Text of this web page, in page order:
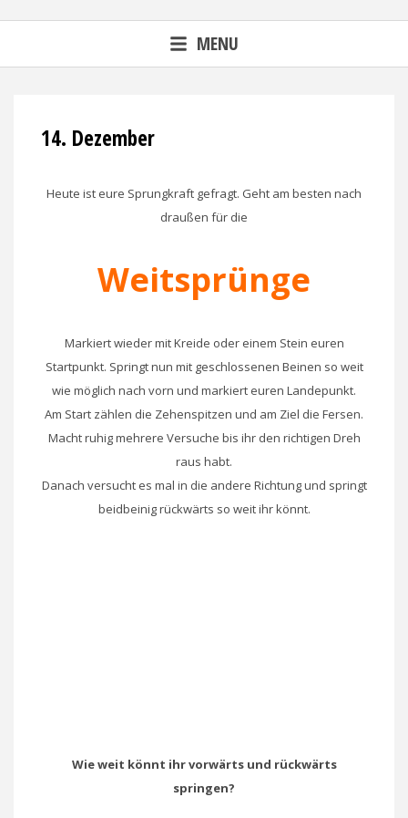
MENU
14. Dezember
Heute ist eure Sprungkraft gefragt. Geht am besten nach
draußen für die
Weitsprünge
Markiert wieder mit Kreide oder einem Stein euren
Startpunkt. Springt nun mit geschlossenen Beinen so weit
wie möglich nach vorn und markiert euren Landepunkt.
Am Start zählen die Zehenspitzen und am Ziel die Fersen.
Macht ruhig mehrere Versuche bis ihr den richtigen Dreh
raus habt.
Danach versucht es mal in die andere Richtung und springt
beidbeinig rückwärts so weit ihr könnt.
Wie weit könnt ihr vorwärts und rückwärts
springen?